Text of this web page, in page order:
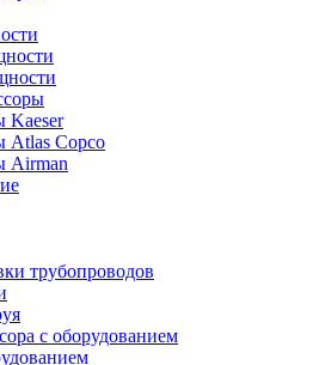
Kaeser
Atlas Copco
Airman
трубопроводов